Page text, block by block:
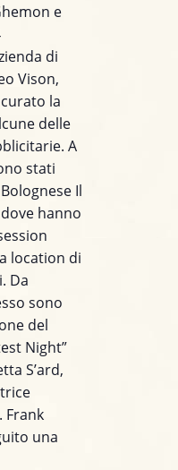
e
di
Vison,
la
delle
A
stati
Il
hanno
location di
Da
sono
del
Night”
S’ard,
Frank
una